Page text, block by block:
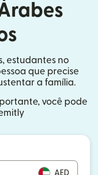
estudantes no
que precise
a família.
você pode
AED